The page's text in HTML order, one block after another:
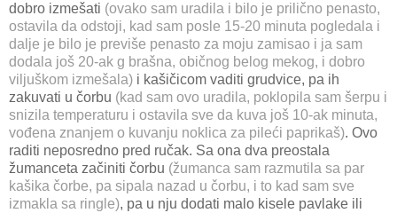
dobro izmešati (ovako sam uradila i bilo je prilično penasto,
ostavila da odstoji, kad sam posle 15-20 minuta pogledala i
dalje je bilo je previše penasto za moju zamisao i ja sam
dodala još 20-ak g brašna, običnog belog mekog, i dobro
viljuškom izmešala) i kašičicom vaditi grudvice, pa ih
zakuvati u čorbu (kad sam ovo uradila, poklopila sam šerpu i
snizila temperaturu i ostavila sve da kuva još 10-ak minuta,
vođena znanjem o kuvanju noklica za pileći paprikaš). Ovo
raditi neposredno pred ručak. Sa ona dva preostala
žumanceta začiniti čorbu (žumanca sam razmutila sa par
kašika čorbe, pa sipala nazad u čorbu, i to kad sam sve
izmakla sa ringle), pa u nju dodati malo kisele pavlake ili